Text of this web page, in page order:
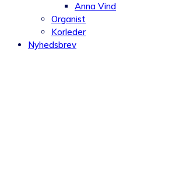
Anna Vind
Organist
Korleder
Nyhedsbrev